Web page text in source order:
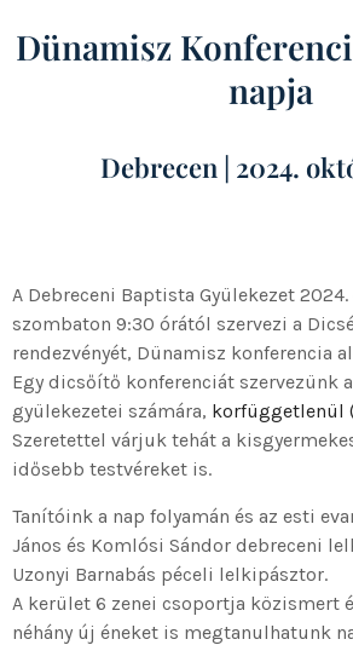
Dünamisz
napja
Debrecen | 2024.
A Debreceni Baptista Gyülekezet
szombaton 9:30 órától szervezi a
rendezvényét, Dünamisz konferencia
Egy dicsőítő konferenciát szervezünk
gyülekezetei számára, korfüggetlenül
Szeretettel várjuk tehát a
idősebb testvéreket is.
Tanítóink a nap folyamán és az esti
János és Komlósi Sándor debreceni
Uzonyi Barnabás péceli lelkipásztor.
A kerület 6 zenei csoportja közismert
néhány új éneket is megtanulhatunk